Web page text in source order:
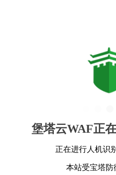
堡塔云WAF正
正在进行人机识
本站受宝塔防